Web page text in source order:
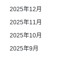
2025年12月
2025年11月
2025年10月
2025年9月